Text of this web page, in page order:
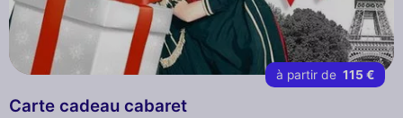
à partir de 115 €
Carte cadeau cabaret